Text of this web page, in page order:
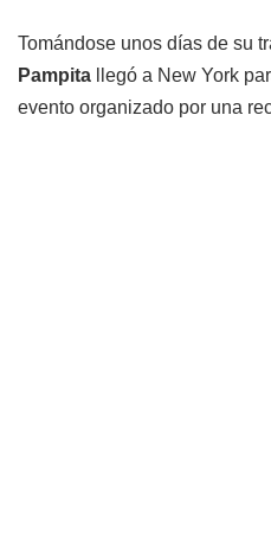
Tomándose unos días de su
Pampita
llegó a New York
evento organizado por una